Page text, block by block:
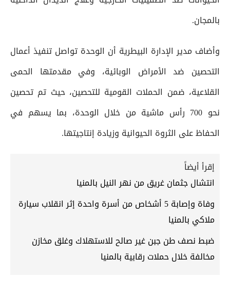
بالمجان.
وأضاف مدير الإدارة البيطرية أن الوحدة تواصل تنفيذ أعمال
التحصين ضد الأمراض الوبائية، وفي مقدمتها الحمى
القلاعية، ضمن الحملات القومية للتحصين، حيث تم تحصين
نحو 700 رأس ماشية من خلال الوحدة، بما يسهم في
الحفاظ على الثروة الحيوانية وزيادة إنتاجيتها.
إقرأ أيضاً
انتشال جثمان غريق من نهر النيل بالمنيا
وفاة وإصابة 5 أشخاص من أسرة واحدة إثر انقلاب سيارة
ملاكي بالمنيا
ضبط نصف طن جبن غير صالح للاستهلاك وغلق مخازن
مخالفة خلال حملات رقابية بالمنيا